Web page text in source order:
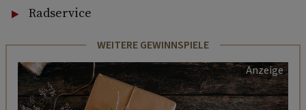
Radservice
WEITERE GEWINNSPIELE